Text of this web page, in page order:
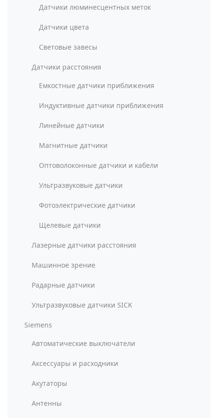
Датчики люминесцентных меток
Датчики цвета
Световые завесы
Датчики расстояния
Емкостные датчики приближения
Индуктивные датчики приближения
Линейные датчики
Магнитные датчики
Оптоволоконные датчики и кабели
Ультразвуковые датчики
Фотоэлектрические датчики
Щелевые датчики
Лазерные датчики расстояния
Машинное зрение
Радарные датчики
Ультразвуковые датчики SICK
Siemens
Автоматические выключатели
Аксессуары и расходники
Акутаторы
Антенны